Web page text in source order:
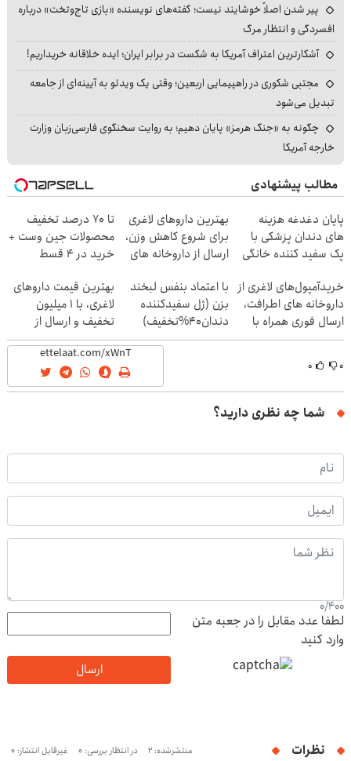
پیر شدن اصلاً خوشایند نیست؛ گفته‌های نویسنده «بازی تاج‌وتخت» درباره
افسردگی و انتظار مرگ
آشکارترین اعتراف آمریکا به شکست در برابر ایران؛ ایده خلاقانه خریداریم!
مجتبی شکوری در راهپیمایی اربعین؛ وقتی یک ویدئو به آیینه‌ای از جامعه
تبدیل می‌شود
چگونه به «جنگ هرمز» پایان دهیم؛ به روایت سخنگوی فارسی‌زبان وزارت
خارجه آمریکا
مطالب پیشنهادی
پایان دغدغه هزینه
های دندان پزشکی با
پک سفید کننده خانگی
بهترین داروهای لاغری
برای شروع کاهش وزن،
ارسال از داروخانه های
تا 70 درصد تخفیف
محصولات جین وست +
خرید در 4 قسط
خریدآمپول‌های لاغری از
داروخانه های اطرافت،
ارسال فوری همراه با
پک یخ!
با اعتماد بنفس لبخند
بزن (ژل سفیدکننده
دندان40%تخفیف)
بهترین قیمت داروهای
لاغری، با ۱ میلیون
تخفیف و ارسال از
داروخانه‌
۰ ۰
شما چه نظری دارید؟
0/400
لطفا عدد مقابل را در جعبه متن
وارد کنید
ارسال
نظرات منتشرشده: 2 در انتظار بررسی: 0 غیرقابل انتشار: 0